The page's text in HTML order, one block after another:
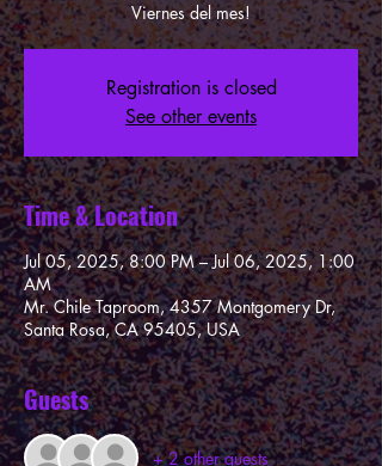
Viernes del mes!
Registration is closed
See other events
Time & Location
Jul 05, 2025, 8:00 PM – Jul 06, 2025, 1:00
AM
Mr. Chile Taproom, 4357 Montgomery Dr,
Santa Rosa, CA 95405, USA
Guests
+ 2 other guests